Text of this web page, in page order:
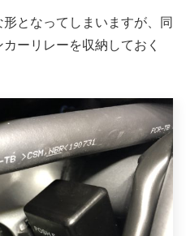
となってしまいますが、同
ーリレーを収納しておく